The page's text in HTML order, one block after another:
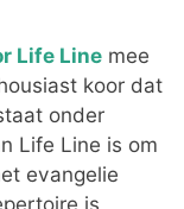
Life Line mee
koor dat
onder
Life Line is om
evangelie
is